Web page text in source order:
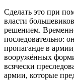
Сделать это при
власти
решением.
последовательно:
пропаганде в
вооружённых
всячески
армии, которые